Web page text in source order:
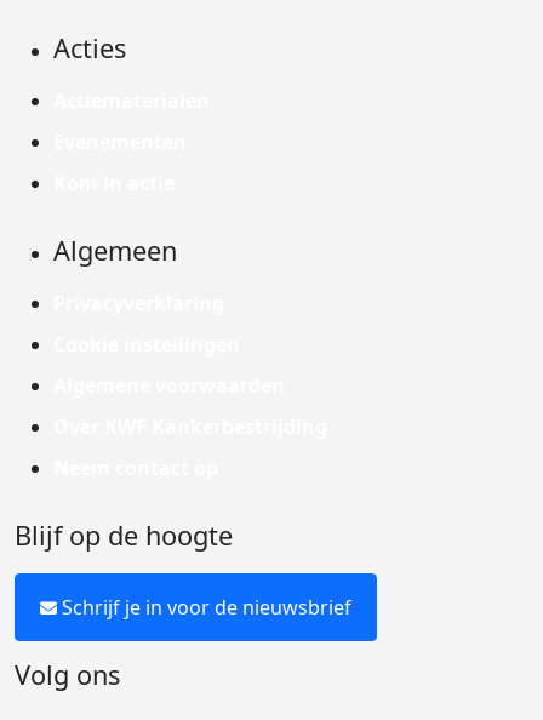
Acties
Algemeen
Blijf op de hoogte
Schrijf je in voor de nieuwsbrief
Volg ons